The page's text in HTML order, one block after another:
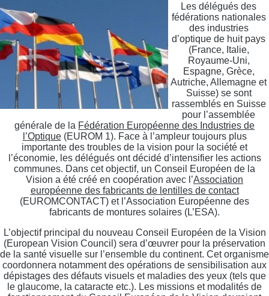
Les délégués des
fédérations nationales
des industries
d’optique de huit pays
(France, Italie,
Royaume-Uni,
Espagne, Grèce,
Autriche, Allemagne et
Suisse) se sont
rassemblés en Suisse
pour l’assemblée
générale de la Fédération Européenne des Industries de
l’Optique(EUROM 1). Face à l’ampleur toujours plus
importante des troubles de la vision pour la société et
l’économie, les délégués ont décidé d’intensifier les actions
communes. Dans cet objectif, un Conseil Européen de la
Vision a été créé en coopération avec l’Association
européenne des fabricants de lentilles de contact
(EUROMCONTACT) et l’Association Européenne des
fabricants de montures solaires (L’ESA).
L’objectif principal du nouveau Conseil Européen de la Vision
(European Vision Council) sera d’œuvrer pour la préservation
de la santé visuelle sur l’ensemble du continent. Cet organisme
coordonnera notamment des opérations de sensibilisation aux
dépistages des défauts visuels et maladies des yeux (tels que
le glaucome, la cataracte etc.). Les missions et modalités de